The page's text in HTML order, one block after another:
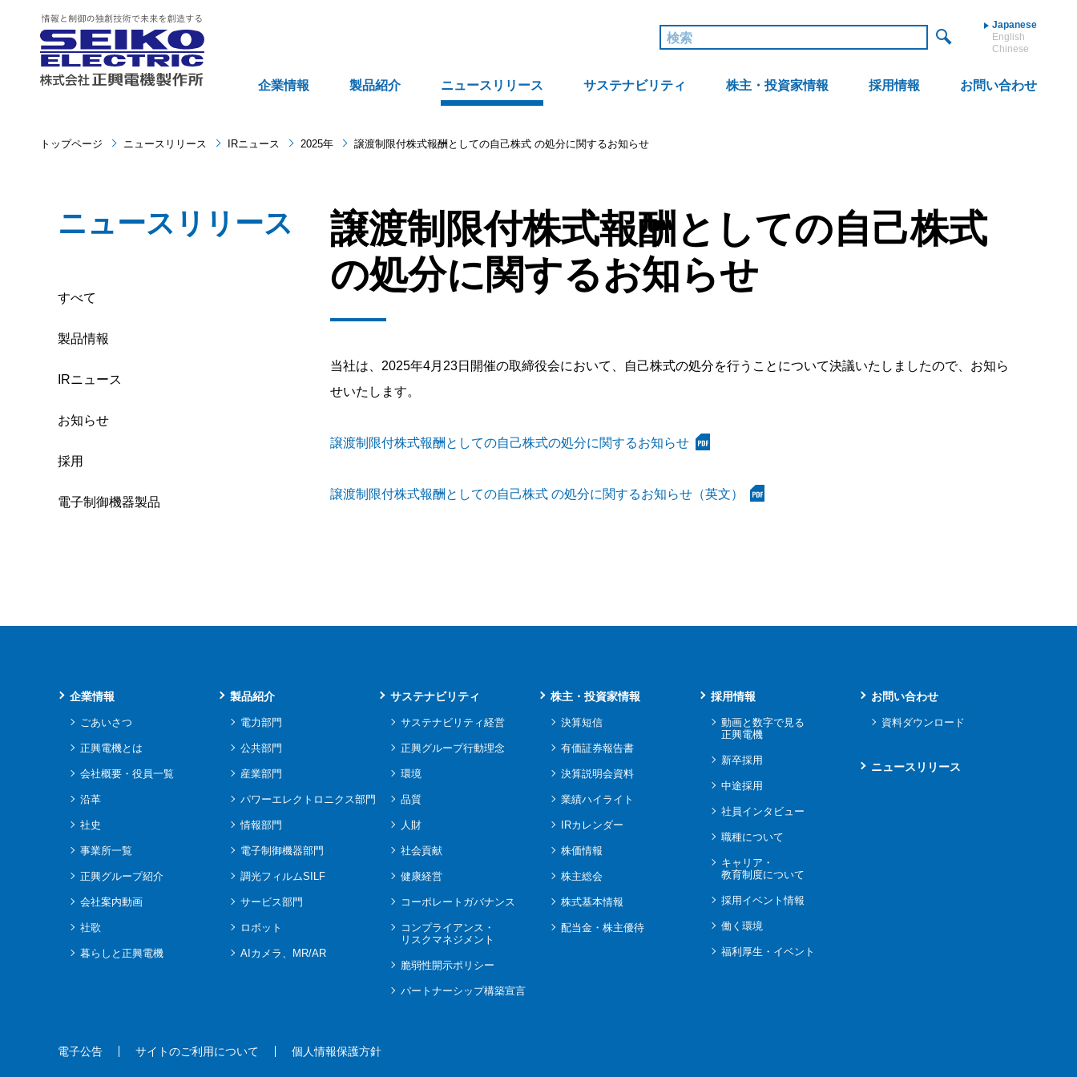
Japanese
English
Chinese
企業情報 製品紹介 ニュースリリース サステナビリティ 株主・投資家情報 採用情報 お問い合わせ
トップページ ニュースリリース IRニュース 2025年 譲渡制限付株式報酬としての自己株式 の処分に関するお知らせ
譲渡制限付株式報酬としての自己株式
の処分に関するお知らせ
当社は、2025年4月23日開催の取締役会において、自己株式の処分を行うことについて決議いたしましたので、お知ら
せいたします。
譲渡制限付株式報酬としての自己株式の処分に関するお知らせ
譲渡制限付株式報酬としての自己株式 の処分に関するお知らせ（英文）
ニュースリリース
すべて
製品情報
IRニュース
お知らせ
採用
電子制御機器製品
企業情報
ごあいさつ
正興電機とは
会社概要・役員一覧
沿革
社史
事業所一覧
正興グループ紹介
会社案内動画
社歌
暮らしと正興電機
製品紹介
電力部門
公共部門
産業部門
パワーエレクトロニクス部門
情報部門
電子制御機器部門
調光フィルムSILF
サービス部門
ロボット
AIカメラ、MR/AR
サステナビリティ
サステナビリティ経営
正興グループ行動理念
環境
品質
人財
社会貢献
健康経営
コーポレートガバナンス
コンプライアンス・
リスクマネジメント
脆弱性開示ポリシー
パートナーシップ構築宣言
株主・投資家情報
決算短信
有価証券報告書
決算説明会資料
業績ハイライト
IRカレンダー
株価情報
株主総会
株式基本情報
配当金・株主優待
採用情報
動画と数字で見る
正興電機
新卒採用
中途採用
社員インタビュー
職種について
キャリア・
教育制度について
採用イベント情報
働く環境
福利厚生・イベント
お問い合わせ
資料ダウンロード
ニュースリリース
電子公告 サイトのご利用について 個人情報保護方針